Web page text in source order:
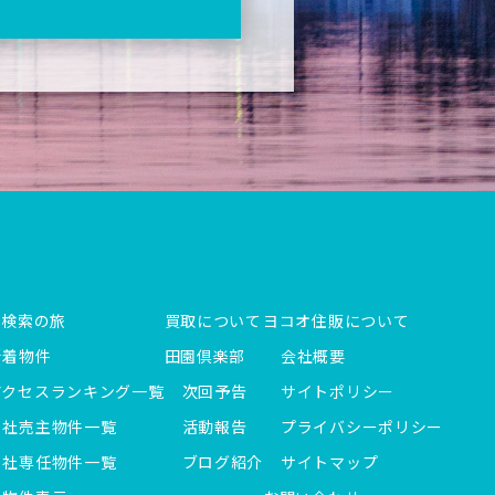
索の旅
物件
セスランキング一覧
売主物件一覧
専任物件一覧
買取について
田園倶楽部
次回予告
活動報告
ブログ紹介
ヨコオ住販について
会社概要
サイトポリシー
プライバシーポリシー
サイトマップ